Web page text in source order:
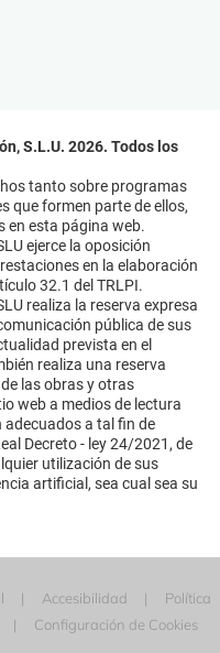
S.L.U. 2026. Todos los
tanto sobre programas
que formen parte de ellos,
en esta página web.
ejerce la oposición
en la elaboración
32.1 del TRLPI.
realiza la reserva expresa
pública de sus
prevista en el
realiza una reserva
las obras y otras
web a medios de lectura
adecuados a tal fin de
Decreto - ley 24/2021, de
utilización de sus
artificial, sea cual sea su
Accesibilidad
Política
Configuración de Cookies